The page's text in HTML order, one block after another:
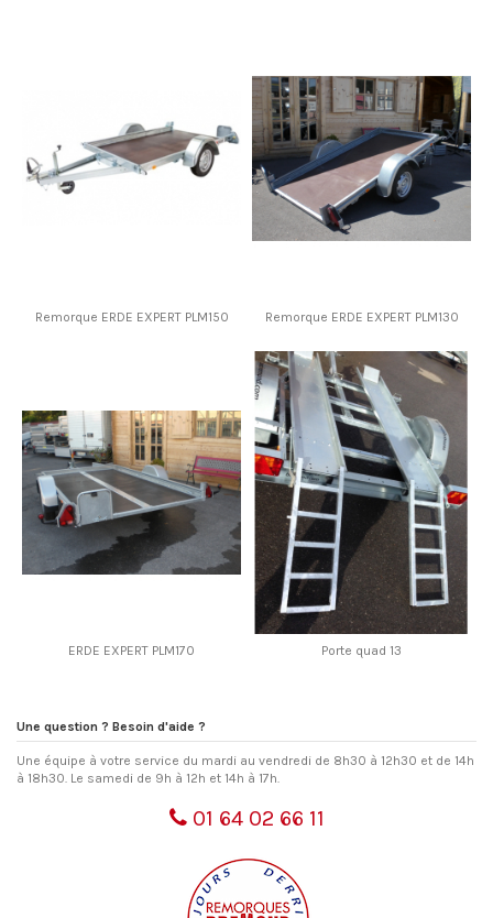
Remorque ERDE EXPERT PLM150 Remorque ERDE EXPERT PLM130
ERDE EXPERT PLM170 Porte quad 13
Une question ? Besoin d'aide ?
Une équipe à votre service du mardi au vendredi de 8h30 à 12h30 et de 14h
à 18h30. Le samedi de 9h à 12h et 14h à 17h.
01 64 02 66 11